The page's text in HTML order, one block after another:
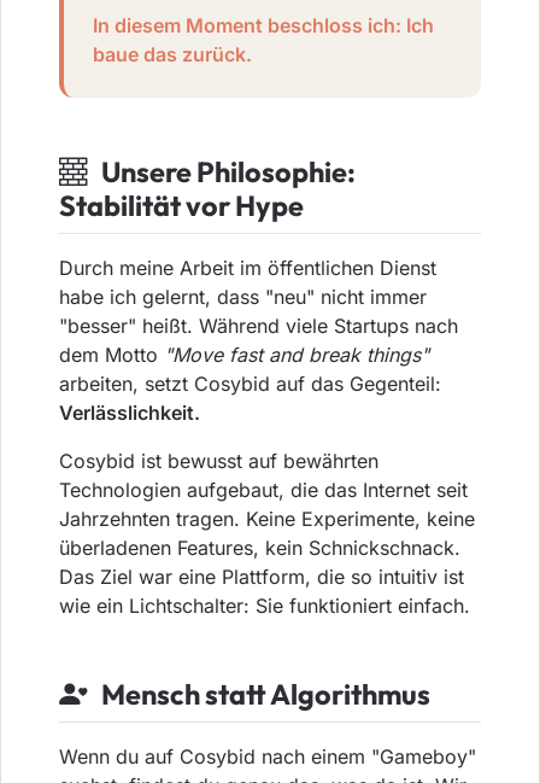
In diesem Moment beschloss ich: Ich
baue das zurück.
Unsere Philosophie:
Stabilität vor Hype
Durch meine Arbeit im öffentlichen Dienst
habe ich gelernt, dass "neu" nicht immer
"besser" heißt. Während viele Startups nach
dem Motto "Move fast and break things"
arbeiten, setzt Cosybid auf das Gegenteil:
Verlässlichkeit.
Cosybid ist bewusst auf bewährten
Technologien aufgebaut, die das Internet seit
Jahrzehnten tragen. Keine Experimente, keine
überladenen Features, kein Schnickschnack.
Das Ziel war eine Plattform, die so intuitiv ist
wie ein Lichtschalter: Sie funktioniert einfach.
Mensch statt Algorithmus
Wenn du auf Cosybid nach einem "Gameboy"